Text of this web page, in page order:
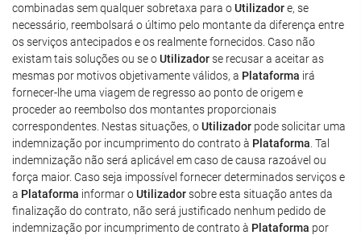
combinadas sem qualquer sobretaxa para oUtilizadore, se
necessário, reembolsará o último pelo montante da diferença entre
os serviços antecipados e os realmente fornecidos. Caso não
existam tais soluções ou se oUtilizadorse recusar a aceitar as
mesmas por motivos objetivamente válidos, a Plataforma irá
fornecer-lhe uma viagem de regresso ao ponto de origem e
proceder ao reembolso dos montantes proporcionais
correspondentes. Nestas situações, oUtilizador pode solicitar uma
indemnização por incumprimento do contrato à Plataforma . Tal
indemnização não será aplicável em caso de causa razoável ou
força maior. Caso seja impossível fornecer determinados serviços e
a Plataforma informar oUtilizadorsobre esta situação antes da
finalização do contrato, não será justificado nenhum pedido de
indemnização por incumprimento de contrato à Plataforma por